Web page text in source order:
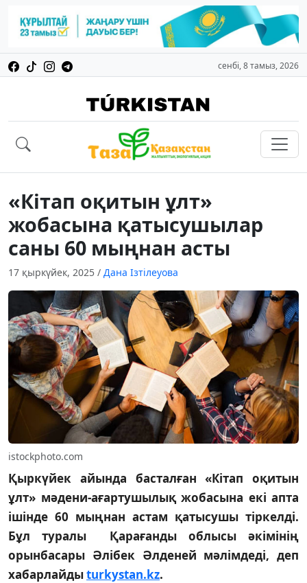
сенбі, 8 тамыз, 2026
«Кітап оқитын ұлт»
жобасына қатысушылар
саны 60 мыңнан асты
17 қыркүйек, 2025 / Дана Ізтілеуова
istockphoto.com
Қыркүйек айында басталған «Кітап оқитын
ұлт» мәдени-ағартушылық жобасына екі апта
ішінде 60 мыңнан астам қатысушы тіркелді.
Бұл туралы Қарағанды облысы әкімінің
орынбасары Әлібек Әлденей мәлімдеді, деп
хабарлайдыturkystan.kz.